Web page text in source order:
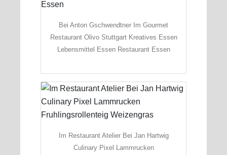
Bei Anton Gschwendtner Im Gourmet
Restaurant Olivo Stuttgart Kreatives Essen
Lebensmittel Essen Restaurant Essen
Im Restaurant Atelier Bei Jan Hartwig
Culinary Pixel Lammrucken